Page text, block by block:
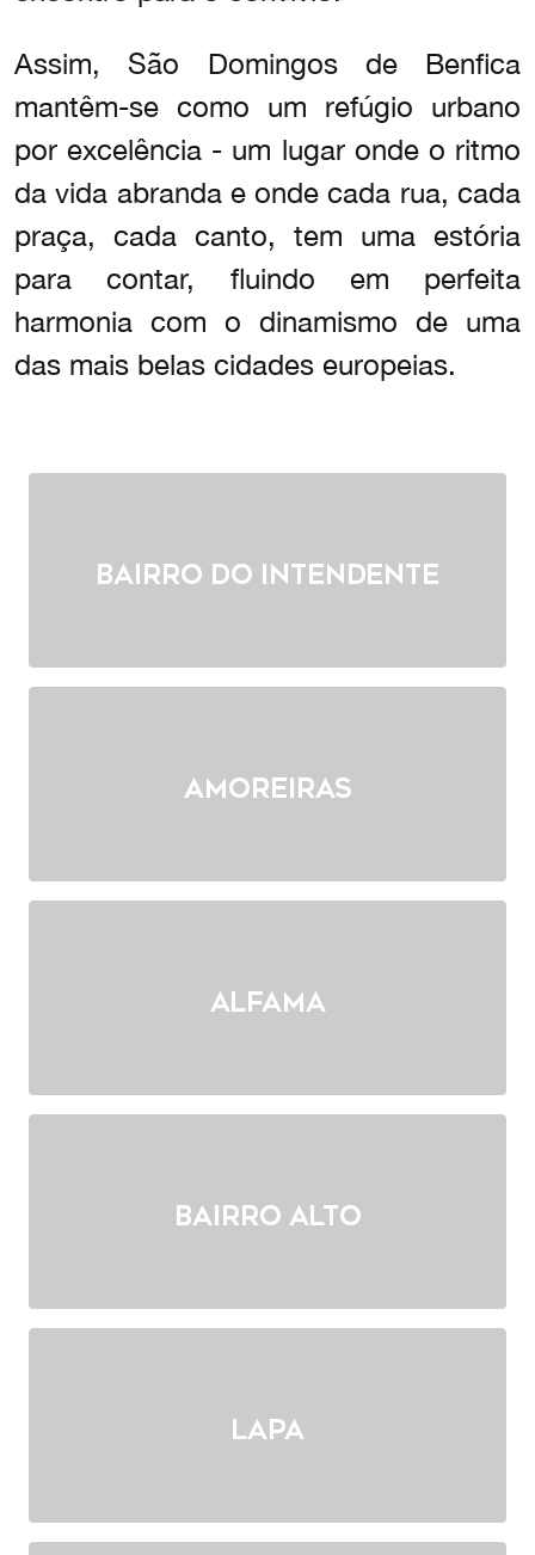
Assim, São Domingos de Benfica
mantêm-se como um refúgio urbano
por excelência - um lugar onde o ritmo
da vida abranda e onde cada rua, cada
praça, cada canto, tem uma estória
para contar, fluindo em perfeita
harmonia com o dinamismo de uma
das mais belas cidades europeias.
Bairro do intendente
Amoreiras
Alfama
Bairro Alto
Lapa